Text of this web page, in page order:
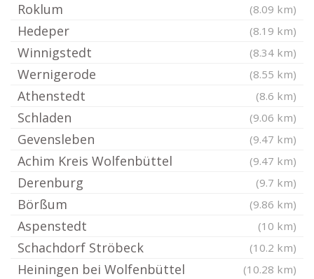
Roklum (8.09 km)
Hedeper (8.19 km)
Winnigstedt (8.34 km)
Wernigerode (8.55 km)
Athenstedt (8.6 km)
Schladen (9.06 km)
Gevensleben (9.47 km)
Achim Kreis Wolfenbüttel (9.47 km)
Derenburg (9.7 km)
Börßum (9.86 km)
Aspenstedt (10 km)
Schachdorf Ströbeck (10.2 km)
Heiningen bei Wolfenbüttel (10.28 km)